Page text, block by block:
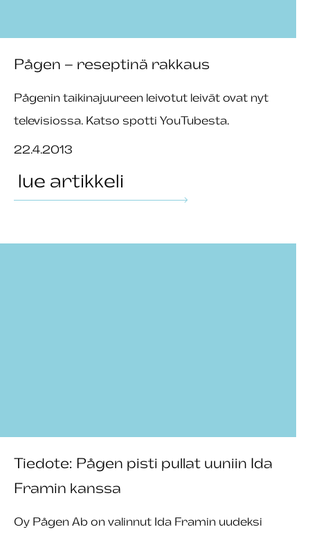
Pågen – reseptinä rakkaus
Pågenin taikinajuureen leivotut leivät ovat nyt
televisiossa. Katso spotti YouTubesta.
22.4.2013
lue artikkeli
Tiedote: Pågen pisti pullat uuniin Ida
Framin kanssa
Oy Pågen Ab on valinnut Ida Framin uudeksi